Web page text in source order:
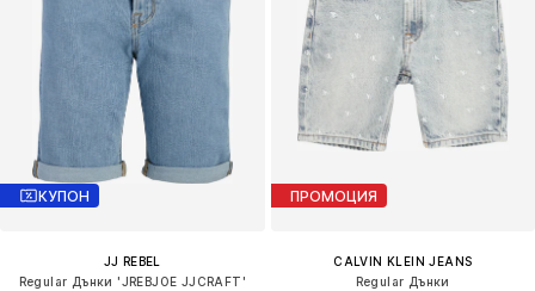
КУПОН
JJ REBEL
Regular Дънки 'JREBJOE JJCRAFT'
ПРОМОЦИЯ
CALVIN KLEIN JEANS
Regular Дънки